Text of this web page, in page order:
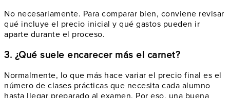
No necesariamente. Para comparar bien, conviene revisar
qué incluye el precio inicial y qué gastos pueden ir
aparte durante el proceso.
3. ¿Qué suele encarecer más el carnet?
Normalmente, lo que más hace variar el precio final es el
número de clases prácticas que necesita cada alumno